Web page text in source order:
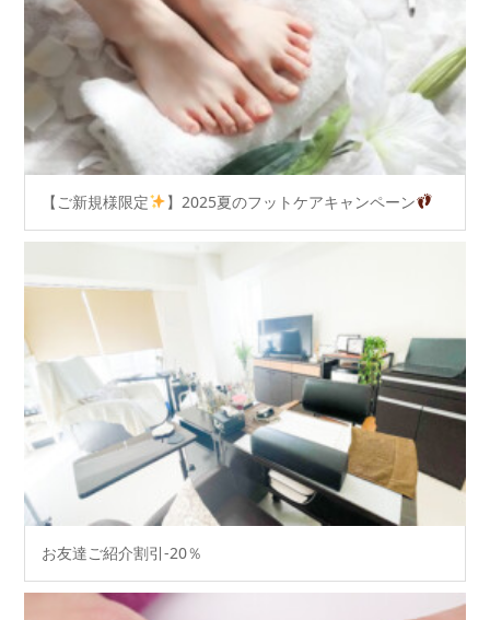
【ご新規様限定 】2025夏のフットケアキャンペーン
お友達ご紹介割引-20％